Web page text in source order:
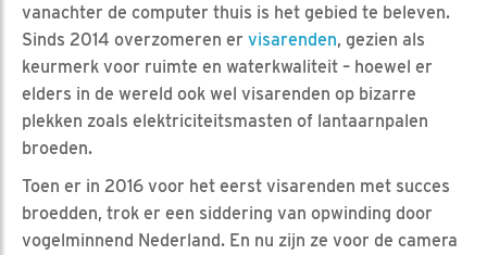
vanachter de computer thuis is het gebied te beleven.
Sinds 2014 overzomeren er visarenden, gezien als
keurmerk voor ruimte en waterkwaliteit – hoewel er
elders in de wereld ook wel visarenden op bizarre
plekken zoals elektriciteitsmasten of lantaarnpalen
broeden.
Toen er in 2016 voor het eerst visarenden met succes
broedden, trok er een siddering van opwinding door
vogelminnend Nederland. En nu zijn ze voor de camera